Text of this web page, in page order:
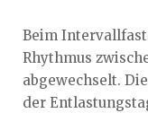
Beim
Rhythmus
abgewechselt.
der